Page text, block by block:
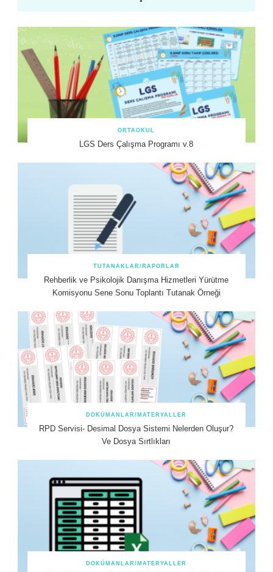
ORTAOKUL
LGS Ders Çalışma Programı v.8
TUTANAKLAR/RAPORLAR
Rehberlik ve Psikolojik Danışma Hizmetleri Yürütme
Komisyonu Sene Sonu Toplantı Tutanak Örneği
DOKÜMANLAR/MATERYALLER
RPD Servisi- Desimal Dosya Sistemi Nelerden Oluşur?
Ve Dosya Sırtlıkları
DOKÜMANLAR/MATERYALLER